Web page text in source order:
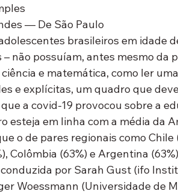
— De São Paulo
brasileiros em idade
– não possuíam, antes mesmo da
e matemática, como ler
e explícitas, um quadro que
a covid-19 provocou sobre a
esteja em linha com a média da
o de pares regionais como Chile
Colômbia (63%) e Argentina
por Sarah Gust (ifo
Woessmann (Universidade de